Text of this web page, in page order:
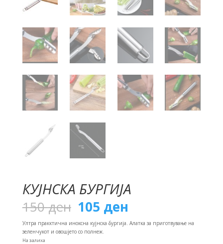
КУЈНСКА БУРГИЈА
150ден Original
price
was:
150 ден.
105 ден
is:
105 ден.
Ултра пракктична иноксна кујнска бургија. Алатка за приготвување на
зеленчукот и овошјето со полнеж.
На залиха